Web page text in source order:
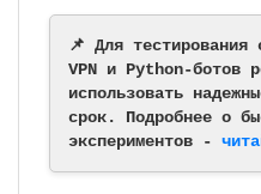
📌 Для тестирования
VPN и Python-ботов
использовать
срок. Подробнее о
экспериментов -